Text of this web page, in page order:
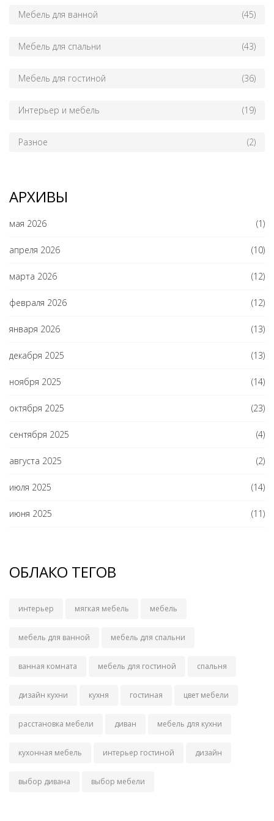
Мебель для ванной (45)
Мебель для спальни (43)
Мебель для гостиной (36)
Интерьер и мебель (19)
Разное (2)
АРХИВЫ
мая 2026 (1)
апреля 2026 (10)
марта 2026 (12)
февраля 2026 (12)
января 2026 (13)
декабря 2025 (13)
ноября 2025 (14)
октября 2025 (23)
сентября 2025 (4)
августа 2025 (2)
июля 2025 (14)
июня 2025 (11)
ОБЛАКО ТЕГОВ
интерьер мягкая мебель мебель
мебель для ванной мебель для спальни
ванная комната мебель для гостиной спальня
дизайн кухни кухня гостиная цвет мебели
расстановка мебели диван мебель для кухни
кухонная мебель интерьер гостиной дизайн
выбор дивана выбор мебели